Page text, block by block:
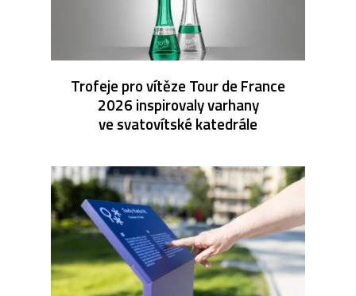
Trofeje pro vítěze Tour de France
2026 inspirovaly varhany
ve svatovítské katedrále